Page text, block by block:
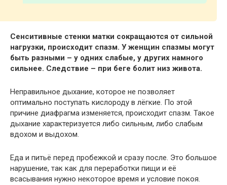
Сенситивные стенки матки сокращаются от сильной
нагрузки, происходит спазм. У женщин спазмы могут
быть разными – у одних слабые, у других намного
сильнее. Следствие – при беге болит низ живота.
Неправильное дыхание, которое не позволяет
оптимально поступать кислороду в лёгкие. По этой
причине диафрагма изменяется, происходит спазм. Такое
дыхание характеризуется либо сильным, либо слабым
вдохом и выдохом.
Еда и питьё перед пробежкой и сразу после. Это большое
нарушение, так как для переработки пищи и её
всасывания нужно некоторое время и условие покоя.